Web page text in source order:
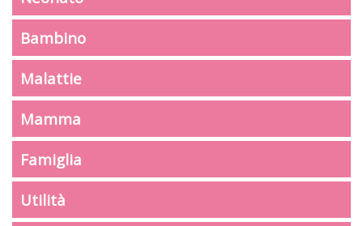
Bambino
Malattie
Mamma
Famiglia
Utilità